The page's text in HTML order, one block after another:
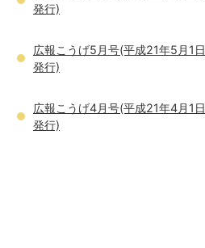
発行)
広報こうげ5月号(平成21年5月1日
発行)
広報こうげ4月号(平成21年4月1日
発行)